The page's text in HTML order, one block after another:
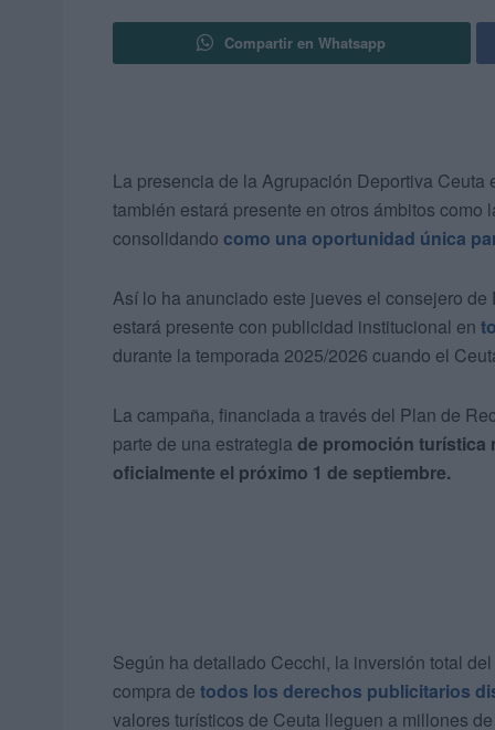
Compartir en Whatsapp
La presencia de la Agrupación Deportiva
también estará presente en otros ámbitos
consolidando como una oportunidad única
Así lo ha anunciado este jueves el consejero
estará presente con publicidad institucional en
durante la temporada 2025/2026 cuando el
La campaña, financiada a través del Plan de
parte de una estrategia de promoción turística
oficialmente el próximo 1 de septiembre.
Según ha detallado Cecchi, la inversión total
compra de todos los derechos publicitarios
valores turísticos de Ceuta lleguen a millones